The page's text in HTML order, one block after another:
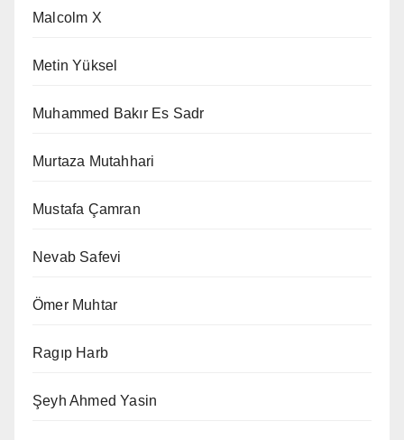
Malcolm X
Metin Yüksel
Muhammed Bakır Es Sadr
Murtaza Mutahhari
Mustafa Çamran
Nevab Safevi
Ömer Muhtar
Ragıp Harb
Şeyh Ahmed Yasin